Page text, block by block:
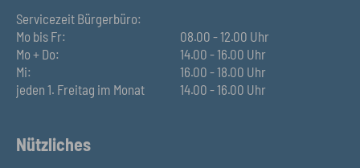
Servicezeit Bürgerbüro:
Mo bis Fr:
Mo + Do:
Mi:
08.00 - 12.00 Uhr
14.00 - 16.00 Uhr
16.00 - 18.00 Uhr
jeden 1. Freitag im Monat
14.00 - 16.00 Uhr
Nützliches